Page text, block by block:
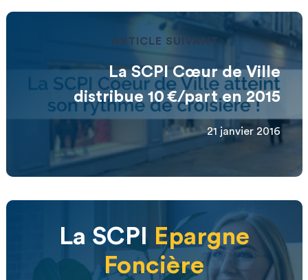
ARTICLE SUIVANT
La SCPI Cœur de Ville
distribue 10 €/part en 2015
21 janvier 2016
La SCPI
Epargne
Foncière